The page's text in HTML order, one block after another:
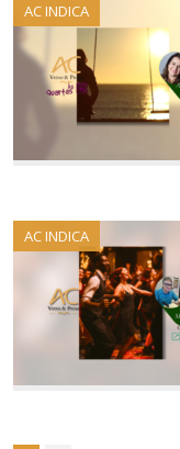
AC INDICA
AC INDICA